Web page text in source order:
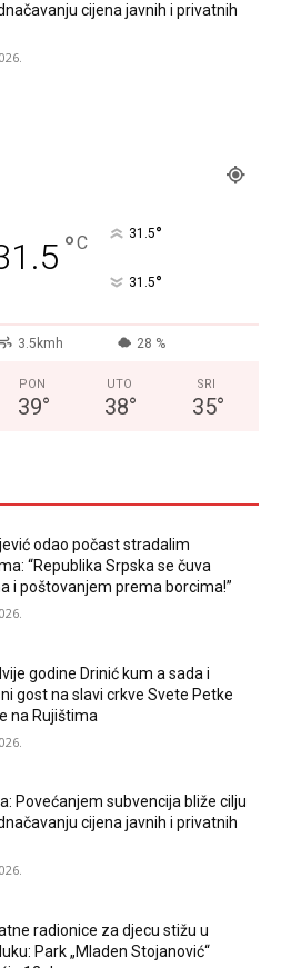
cijena javnih i privatnih
°C 31.5°
31.5°
3.5kmh 28 %
PON
39°
UTO
38°
SRI
35°
odao počast stradalim
“Republika Srpska se čuva
i poštovanjem prema borcima!”
godine Drinić kum a sada i
gost na slavi crkve Svete Petke
na Rujištima
Povećanjem subvencija bliže cilju
cijena javnih i privatnih
radionice za djecu stižu u
Park „Mladen Stojanović“